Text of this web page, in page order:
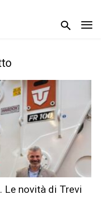
Le novità di Trevi